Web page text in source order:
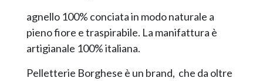
agnello 100% conciata in modo naturale a
pieno fiore e traspirabile. La manifattura è
artigianale 100% italiana.
Pelletterie Borghese è un brand, che da oltre